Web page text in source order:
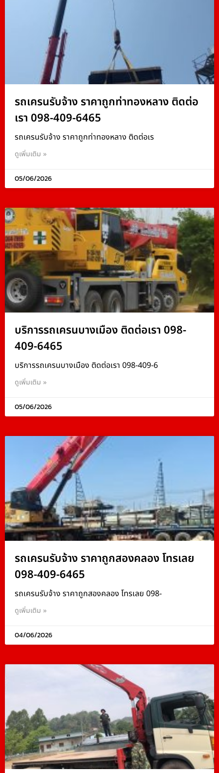
รถเครนรับจ้าง ราคาถูกท่าทองหลาง ติดต่อ
เรา 098-409-6465
รถเครนรับจ้าง ราคาถูกท่าทองหลาง ติดต่อเร
ดูเพิ่มเติม »
05/06/2026
บริการรถเครนบางเมือง ติดต่อเรา 098-
409-6465
บริการรถเครนบางเมือง ติดต่อเรา 098-409-6
ดูเพิ่มเติม »
05/06/2026
รถเครนรับจ้าง ราคาถูกสองคลอง โทรเลย
098-409-6465
รถเครนรับจ้าง ราคาถูกสองคลอง โทรเลย 098-
ดูเพิ่มเติม »
04/06/2026